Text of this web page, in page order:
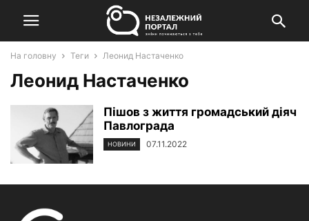
На головну Теги Леонид Настаченко
Леонид Настаченко
Пішов з життя громадський діяч
Павлограда
НОВИНИ 07.11.2022